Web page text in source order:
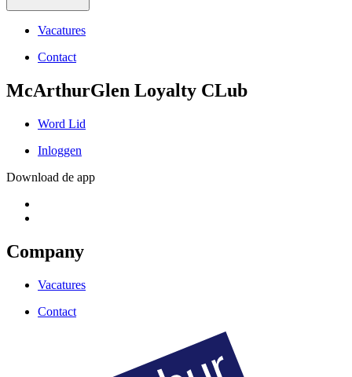
Vacatures
Contact
McArthurGlen Loyalty CLub
Word Lid
Inloggen
Download de app
Company
Vacatures
Contact